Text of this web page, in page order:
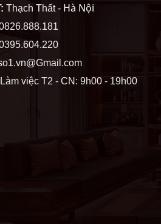
Thạch Thất -Hà Nội
Làm việc T2 - CN: 9h00 - 19h00